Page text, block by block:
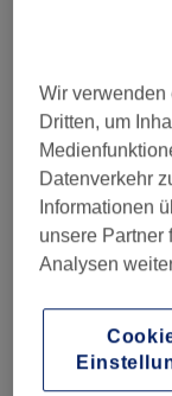
Spa-Fuß-
Spa-Hand/
Spa-
Wir
Dritten, um
Datenverkehr
Informationen
unsere Partner
Analysen